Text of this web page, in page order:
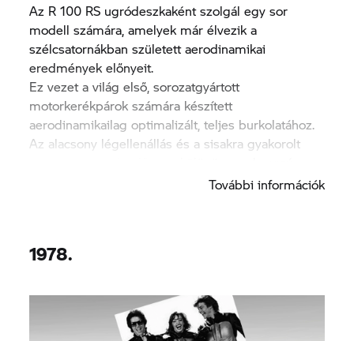
Az R 100 RS ugródeszkaként szolgál egy sor
modell számára, amelyek már élvezik a
szélcsatornákban született aerodinamikai
eredmények előnyeit.
Ez vezet a világ első, sorozatgyártott
motorkerékpárok számára készített
aerodinamikailag optimalizált, teljes burkolatához.
Az alacsony légellenállás és a sisakra gyakorolt
További információk
1978.